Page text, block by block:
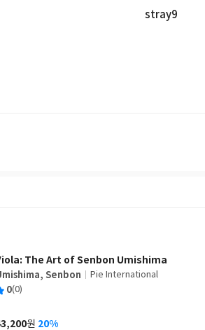
stray9
The Art of Senbon Umishima
Senbon
Pie International
0(0)
원 20%